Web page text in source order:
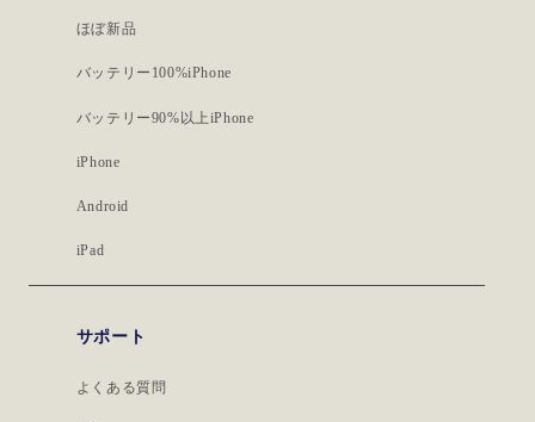
ほぼ新品
バッテリー100%iPhone
バッテリー90%以上iPhone
iPhone
Android
iPad
サポート
よくある質問